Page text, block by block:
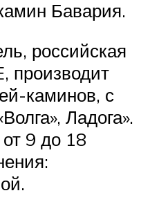
Бавария.
российская
производит
каминов, с
Ладога».
9 до 18